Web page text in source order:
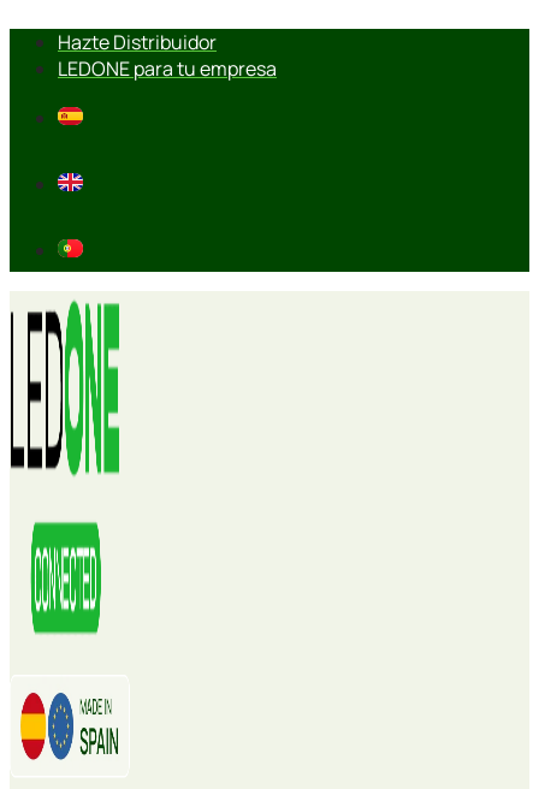
contenido
Hazte Distribuidor
LEDONE para tu empresa